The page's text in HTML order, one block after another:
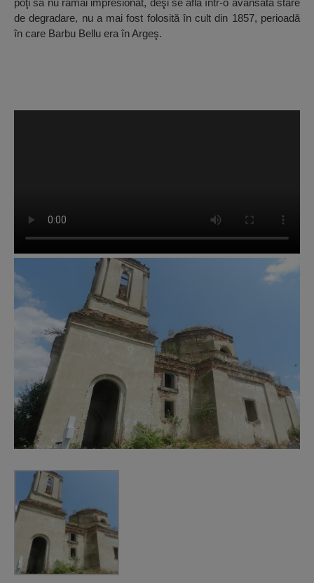
poţi să nu rămâi impresionat, deşi se află într-o avansată stare
de degradare, nu a mai fost folosită în cult din 1857, perioadă
în care Barbu Bellu era în Argeş.